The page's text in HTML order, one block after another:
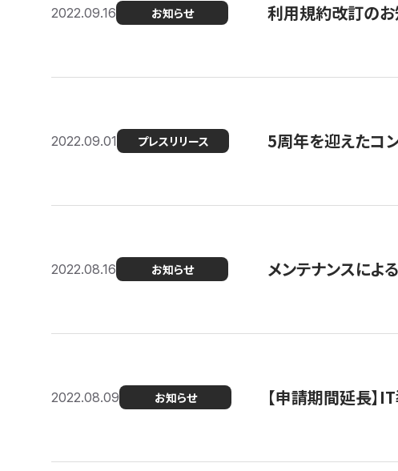
2022.09.16 お知らせ 利用規約改訂のお
2022.09.01 プレスリリース 5周年を迎えたコ
2022.08.16 お知らせ メンテナンスによ
2022.08.09 お知らせ 【申請期間延長